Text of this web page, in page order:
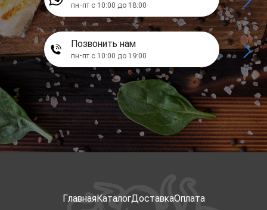
пн-пт с 10:00 до 18:00
Позвонить нам
пн-пт с 10:00 до 19:00
ГлавнаяКаталогДоставкаОплата